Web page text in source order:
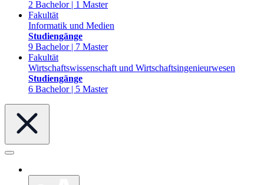
2 Bachelor | 1 Master
Fakultät
Informatik und Medien
Studiengänge
9 Bachelor | 7 Master
Fakultät
Wirtschaftswissenschaft und Wirtschaftsingenieurwesen
Studiengänge
6 Bachelor | 5 Master